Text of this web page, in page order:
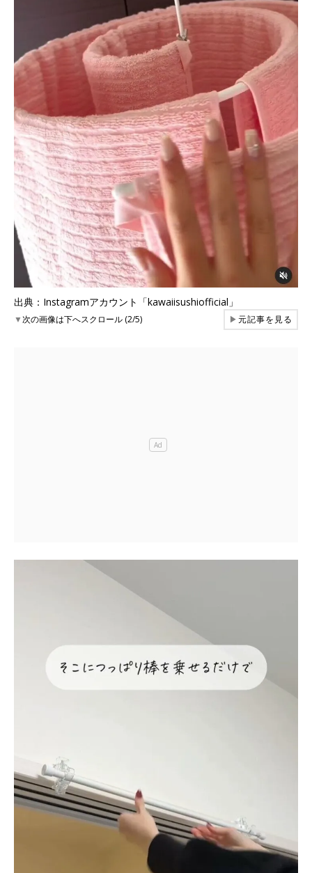
出典：Instagramアカウント「kawaiisushiofficial」
▼次の画像は下へスクロール (2/5) ▶元記事を見る